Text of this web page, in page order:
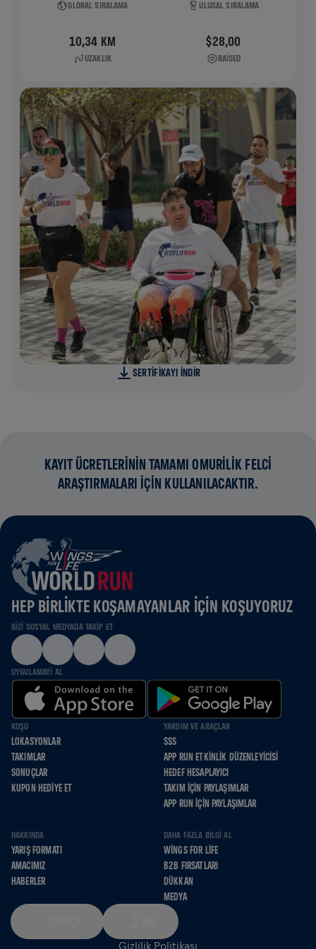
GLOBAL SIRALAMA ULUSAL SIRALAMA
10,34 KM
UZAKLIK
$28,00
RAISED
SERTIFIKAYI INDIR
KAYIT ÜCRETLERİNİN TAMAMI OMURİLİK FELCİ
ARAŞTIRMALARI İÇİN KULLANILACAKTIR.
HEP BIRLIKTE KOŞAMAYANLAR IÇIN KOŞUYORUZ
BIZI SOSYAL MEDYADA TAKIP ET
UYGULAMAYI AL
KOŞU
LOKASYONLAR
TAKIMLAR
SONUÇLAR
KUPON HEDIYE ET
YARDIM VE ARAÇLAR
SSS
APP RUN ETKINLIK DÜZENLEYICISI
HEDEF HESAPLAYICI
TAKIM İÇIN PAYLAŞIMLAR
APP RUN İÇIN PAYLAŞIMLAR
HAKKINDA
YARIŞ FORMATI
AMACIMIZ
HABERLER
DAHA FAZLA BILGI AL
WINGS FOR LIFE
B2B FIRSATLARI
DÜKKAN
MEDYA
Gizlilik Politikası